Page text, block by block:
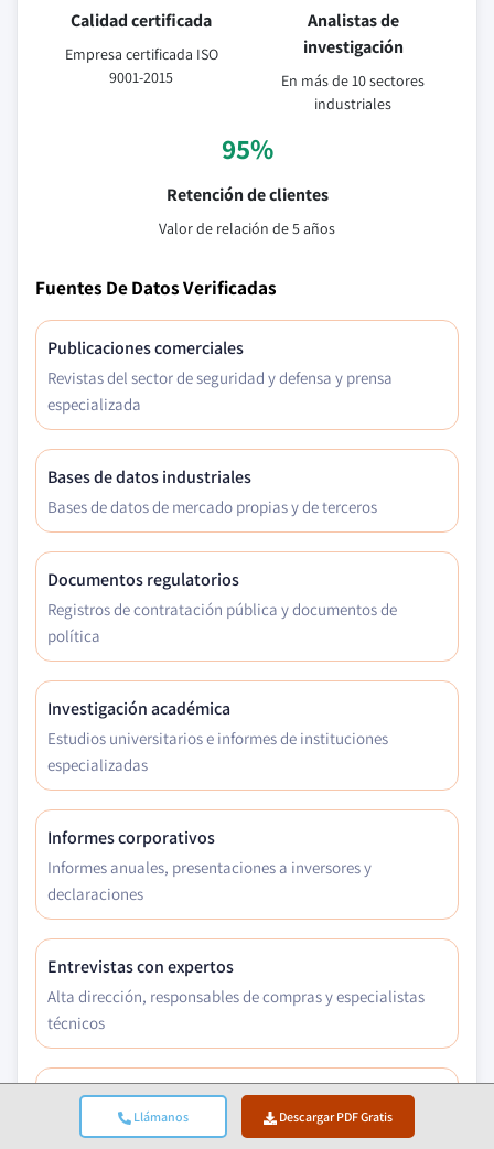
Llámanos Descargar PDF Gratis
Calidad certificada
Empresa certificada ISO
9001-2015
Analistas de
investigación
En más de 10 sectores
industriales
95%
Retención de clientes
Valor de relación de 5 años
Fuentes De Datos Verificadas
Publicaciones comerciales
Revistas del sector de seguridad y defensa y prensa
especializada
Bases de datos industriales
Bases de datos de mercado propias y de terceros
Documentos regulatorios
Registros de contratación pública y documentos de
política
Investigación académica
Estudios universitarios e informes de instituciones
especializadas
Informes corporativos
Informes anuales, presentaciones a inversores y
declaraciones
Entrevistas con expertos
Alta dirección, responsables de compras y especialistas
técnicos
Archivo GMI
Más de 13.000 estudios publicados en más de 30 sectores